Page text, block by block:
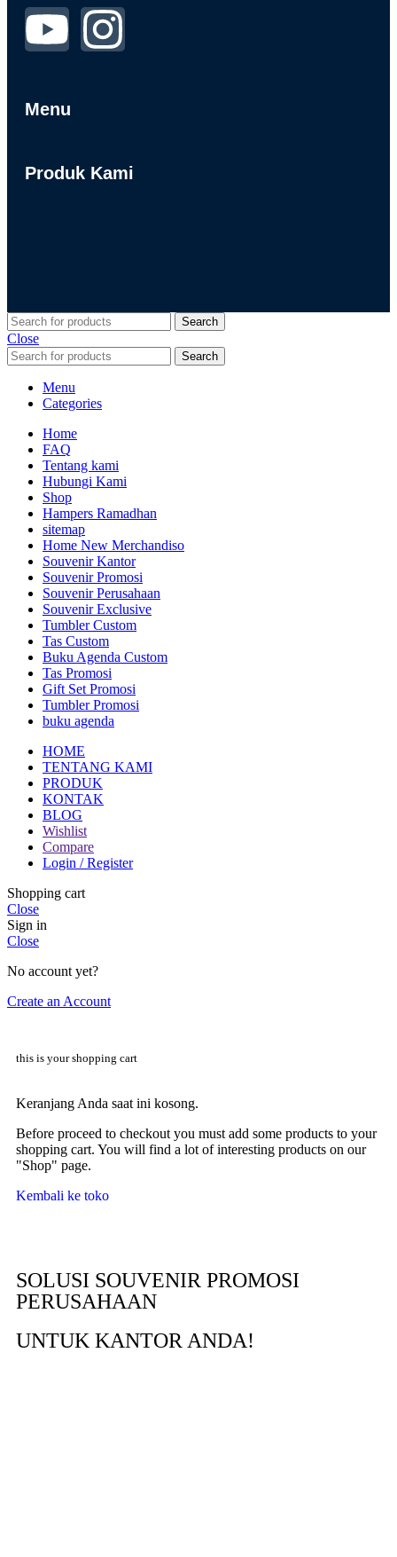
Menu
Produk Kami
Search
Close
Search
Menu
Categories
Home
FAQ
Tentang kami
Hubungi Kami
Shop
Hampers Ramadhan
sitemap
Home New Merchandiso
Souvenir Kantor
Souvenir Promosi
Souvenir Perusahaan
Souvenir Exclusive
Tumbler Custom
Tas Custom
Buku Agenda Custom
Tas Promosi
Gift Set Promosi
Tumbler Promosi
buku agenda
HOME
TENTANG KAMI
PRODUK
KONTAK
BLOG
Wishlist
Compare
Login / Register
Shopping cart
Close
Sign in
Close
No account yet?
Create an Account
this is your shopping cart
Keranjang Anda saat ini kosong.
Before proceed to checkout you must add some products to your
shopping cart. You will find a lot of interesting products on our
"Shop" page.
Kembali ke toko
SOLUSI SOUVENIR PROMOSI
PERUSAHAAN
UNTUK KANTOR ANDA!